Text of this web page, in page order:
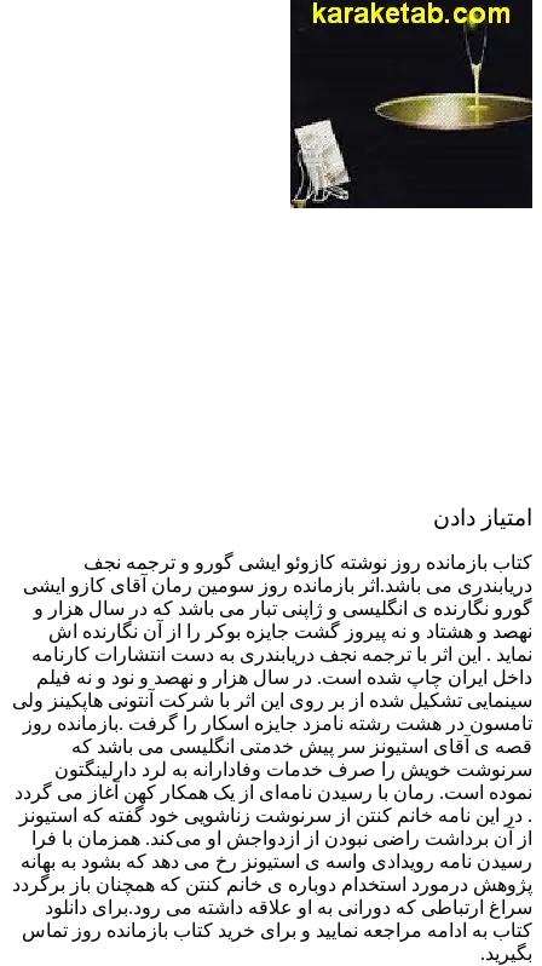
امتیاز دادن
کتاب بازمانده روز نوشته کازوئو ایشی گورو و ترجمه نجف
دریابندری می باشد.اثر بازمانده روز سومین رمان آقای کازو ایشی
گورو نگارنده ی انگلیسی و ژاپنی تبار می باشد که در سال هزار و
نهصد و هشتاد و نه پیروز گشت جایزه بوکر را از آن نگارنده اش
نماید . این اثر با ترجمه نجف دریابندری به دست انتشارات کارنامه
داخل ایران چاپ شده است. در سال هزار و نهصد و نود و نه فیلم
سینمایی تشکیل شده از بر روی این اثر با شرکت آنتونی هاپکینز ولی
تامسون در هشت رشته نامزد جایزه اسکار را گرفت .بازمانده روز
قصه ی آقای استیونز سر پیش‌ خدمتی انگلیسی می باشد که
سرنوشت خویش را صرف خدمات وفادارانه به لرد دارلینگتون
نموده است. رمان با رسیدن نامه‌ای از یک همکار کهن آغاز می گردد
. در این نامه خانم کنتن از سرنوشت زناشویی خود گفته که استیونز
از آن برداشت راضی نبودن از ازدواجش او می‌کند. همزمان با فرا
رسیدن نامه رویدادی واسه ی استیونز رخ می دهد که بشود به بهانه
پژوهش درمورد استخدام دوباره ی خانم کنتن که همچنان باز برگردد
سراغ ارتباطی که دورانی به او علاقه داشته می رود.برای دانلود
کتاب به ادامه مراجعه نمایید و برای خرید کتاب بازمانده روز تماس
بگیرید.